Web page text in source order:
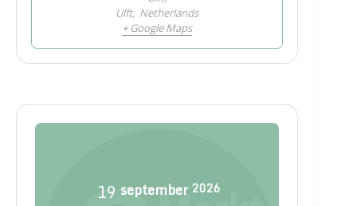
Ulft, Netherlands
+ Google Maps
19 september 2026